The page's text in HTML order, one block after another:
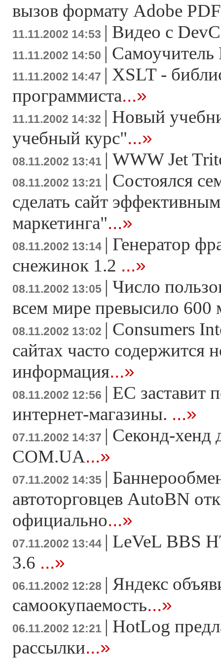
вызов формату Adobe PDF
11.11.2002 14:53 | Видео с
11.11.2002 14:50 |
11.11.2002 14:47 | XSLT -
программиста...»
11.11.2002 14:32 | Новый
учебный курс"...»
08.11.2002 13:41 | WWW Jet
08.11.2002 13:21 | Состоялся
сделать сайт
маркетинга"...»
08.11.2002 13:14 | Генератор
снежинок 1.2 ...»
08.11.2002 13:05 | Число
всем мире превысило
08.11.2002 13:02 | Consumers
сайтах часто содержится
информация...»
08.11.2002 12:56 | ЕС заставит
интернет-магазины. ...»
07.11.2002 14:37 | Секонд-хенд
COM.UA...»
07.11.2002 14:35 |
автоторговцев AutoBN
официально...»
07.11.2002 13:44 | LeVeL BBS
3.6 ...»
06.11.2002 12:28 | Яндекс
самоокупаемость...»
06.11.2002 12:21 | HotLog
рассылки...»